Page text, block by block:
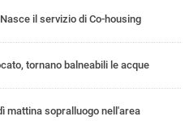
il servizio di Co-housing
tornano balneabili le acque
mattina sopralluogo nell'area